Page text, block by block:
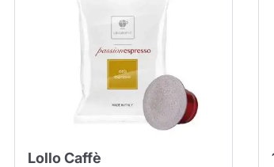
Lollo Caffè
Produkt został
koszyka